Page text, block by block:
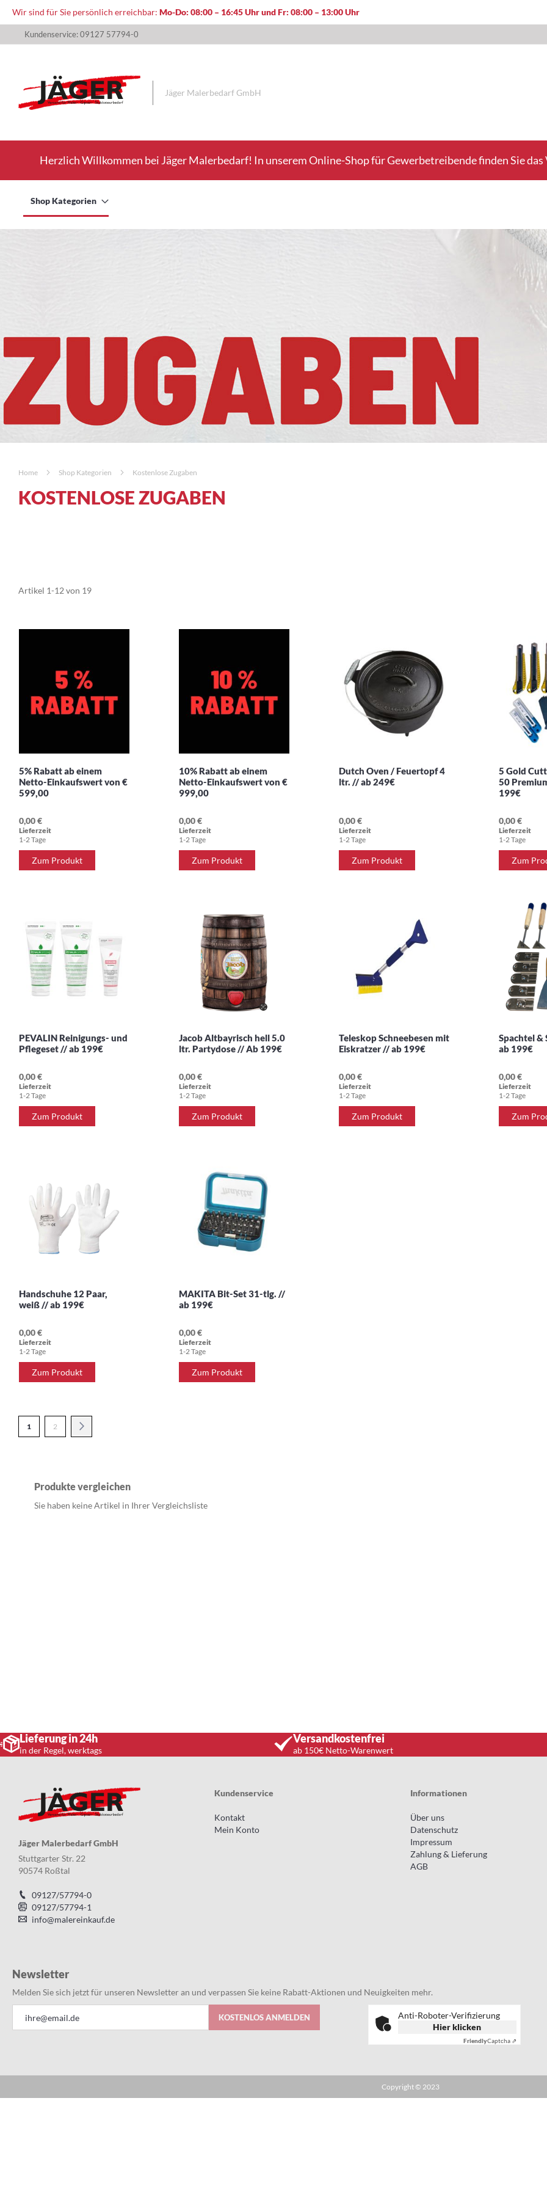
Wir sind für Sie persönlich erreichbar: Mo-Do: 08:00 – 16:45 Uhr und Fr: 08:00 – 13:00 Uhr
zum
Kundenservice: 09127 57794-0
Jäger Malerbedarf GmbH
Herzlich Willkommen bei Jäger Malerbedarf! In unserem Online-Shop für Gewerbetreibende finden Sie
Shop Kategorien
Home Shop Kategorien Kostenlose Zugaben
KOSTENLOSE ZUGABEN
Artikel 1-12 von 19
5% Rabatt ab einem
Netto-Einkaufswert von €
599,00
0,00 €
Lieferzeit
1-2 Tage
Zum Produkt
10% Rabatt ab einem
Netto-Einkaufswert von €
999,00
0,00 €
Lieferzeit
1-2 Tage
Zum Produkt
Dutch Oven / Feuertopf 4
ltr. // ab 249€
0,00 €
Lieferzeit
1-2 Tage
Zum Produkt
5 Gold
50
199€
0,00 €
Lieferzeit
1-2 Tage
Zum
PEVALIN Reinigungs- und
Pflegeset // ab 199€
0,00 €
Lieferzeit
1-2 Tage
Zum Produkt
Jacob Altbayrisch hell 5.0
ltr. Partydose // Ab 199€
0,00 €
Lieferzeit
1-2 Tage
Zum Produkt
Teleskop Schneebesen mit
Eiskratzer // ab 199€
0,00 €
Lieferzeit
1-2 Tage
Zum Produkt
Spachtel &
ab 199€
0,00 €
Lieferzeit
1-2 Tage
Zum
Handschuhe 12 Paar,
weiß // ab 199€
0,00 €
Lieferzeit
1-2 Tage
Zum Produkt
MAKITA Bit-Set 31-tlg. //
ab 199€
0,00 €
Lieferzeit
1-2 Tage
Zum Produkt
Sie lesen gerade Seite
1 Seite
2
Produkte vergleichen
Sie haben keine Artikel in Ihrer Vergleichsliste
Lieferung in 24h
in der Regel, werktags
Versandkostenfrei
ab 150€ Netto-Warenwert
Jäger Malerbedarf GmbH
Stuttgarter Str. 22
90574 Roßtal
09127/57794-0
09127/57794-1
info@malereinkauf.de
Kundenservice
Kontakt
Mein Konto
Informationen
Über uns
Datenschutz
Impressum
Zahlung & Lieferung
AGB
Newsletter
Melden Sie sich jetzt für unseren Newsletter an und verpassen Sie keine Rabatt-Aktionen und Neuigkeiten mehr.
zum
KOSTENLOS ANMELDEN
Anti-Roboter-Verifizierung
Hier klicken
FriendlyCaptcha ⇗
Copyright © 2023